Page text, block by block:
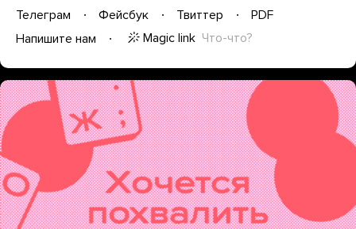
Телеграм Фейсбук Твиттер
PDF
Напишите нам
Magic link Что-что?